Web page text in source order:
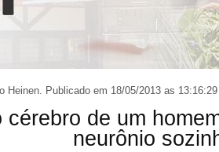
Heinen. Publicado em 18/05/2013 as 13:16:29
cérebro de um
neurônio